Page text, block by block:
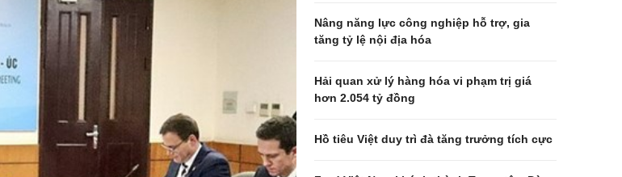
Nâng năng lực công nghiệp hỗ trợ, gia
tăng tỷ lệ nội địa hóa
Hải quan xử lý hàng hóa vi phạm trị giá
hơn 2.054 tỷ đồng
Hồ tiêu Việt duy trì đà tăng trưởng tích cực